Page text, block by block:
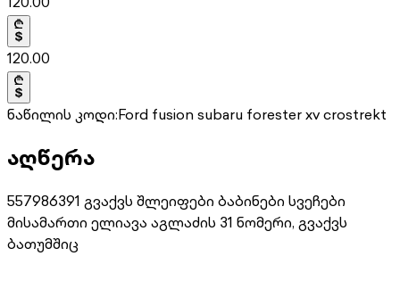
120.00
ნაწილის კოდი:Ford fusion subaru forester xv crostrekt
აღწერა
557986391 გვაქვს შლეიფები ბაბინები სვეჩები
მისამართი ელიავა აგლაძის 31 ნომერი, გვაქვს
ბათუმშიც